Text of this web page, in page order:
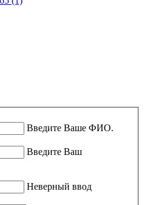
Введите Ваше ФИО.
Введите Ваш
Неверный ввод